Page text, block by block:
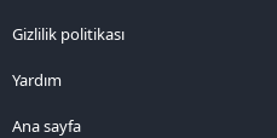
Gizlilik politikası
Yardım
Ana sayfa